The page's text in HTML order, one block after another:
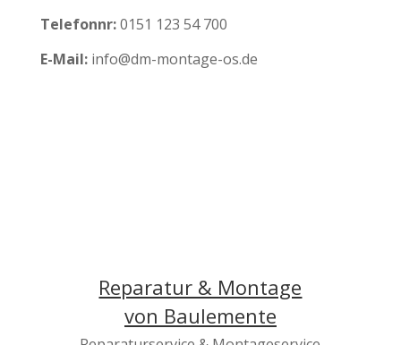
Telefonnr:0151 123 54 700
E-Mail:info@dm-montage-os.de
Reparatur & Montage
von Baulemente